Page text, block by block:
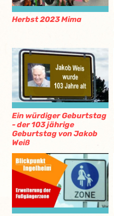
Herbst 2023 Mima
Ein würdiger Geburtstag
- der 103 jährige
Geburtstag von Jakob
Weiß